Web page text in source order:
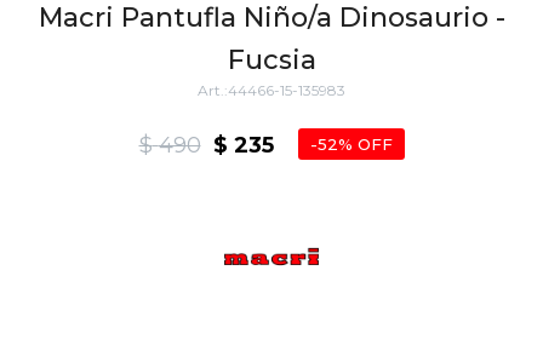
Macri Pantufla Niño/a Dinosaurio -
Fucsia
44466-15-135983
$ 235
$ 490 52